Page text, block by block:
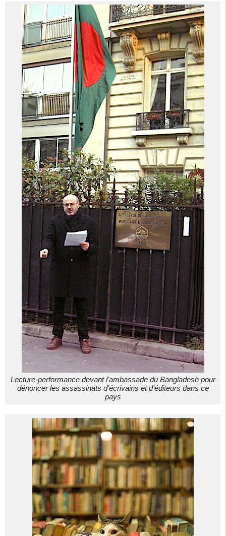
Lecture-performance devant l'ambassade du Bangladesh pour
dénoncer les assassinats d'écrivains et d'éditeurs dans ce
pays